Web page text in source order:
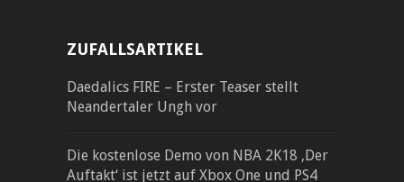
ZUFALLSARTIKEL
Daedalics FIRE – Erster Teaser stellt
Neandertaler Ungh vor
Die kostenlose Demo von NBA 2K18 ‚Der
Auftakt‘ ist jetzt auf Xbox One und PS4